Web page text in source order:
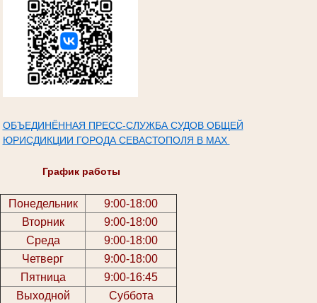
ОБЪЕДИНЁННАЯ ПРЕСС-СЛУЖБА СУДОВ ОБЩЕЙ
ЮРИСДИКЦИИ ГОРОДА СЕВАСТОПОЛЯ В МАХ
График работы
Понедельник
9:00-18:00
Вторник
9:00-18:00
Среда
9:00-18:00
Четверг
9:00-18:00
Пятница
9:00-16:45
Выходной
Суббота